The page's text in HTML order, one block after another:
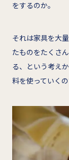
をするのか。
それは家具を大
たものをたくさ
る、という考え
料を使っていくの